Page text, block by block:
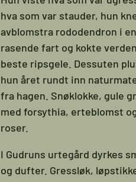
hva som var stauder, hun
avblomstra rododendron i en
rasende fart og kokte
beste ripsgele. Dessuten
hun året rundt inn
fra hagen. Snøklokke, gule
med forsythia, erteblomst
roser.
I Gudruns urtegård dyrkes
og dufter. Gressløk,